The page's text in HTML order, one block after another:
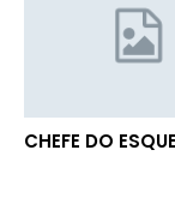
CHEFE DO